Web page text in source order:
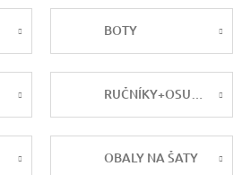
BOTY
RUČNÍKY+OSUŠKY
OBALY NA ŠATY